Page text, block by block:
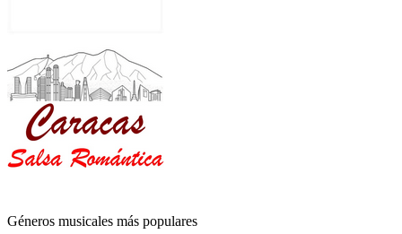
Géneros musicales más populares